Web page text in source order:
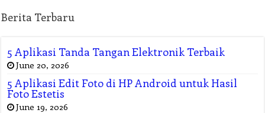
Berita Terbaru
5 Aplikasi Tanda Tangan Elektronik Terbaik
June 20, 2026
5 Aplikasi Edit Foto di HP Android untuk Hasil
Foto Estetis
June 19, 2026